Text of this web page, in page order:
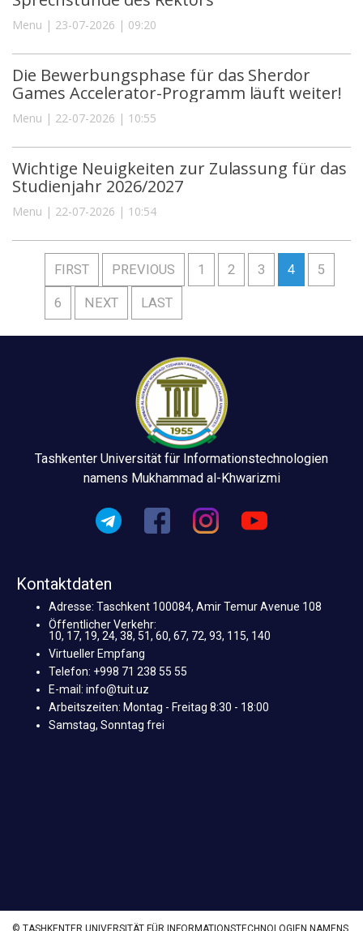
Menu | 23-07-2026 | 09:20
Die Bewerbungsphase für das Sherdor
Games Accelerator-Programm läuft weiter!
Menu | 22-07-2026 | 10:55
Wichtige Neuigkeiten zur Zulassung für das
Studienjahr 2026/2027
Menu | 22-07-2026 | 10:54
FIRST PREVIOUS 1 2 3 4 5
6 NEXT LAST
Tashkenter Universität für Informationstechnologien
namens Mukhammad al-Khwarizmi
Kontaktdaten
Adresse: Taschkent 100084, Amir Temur Avenue 108
Öffentlicher Verkehr:
10, 17, 19, 24, 38, 51, 60, 67, 72, 93, 115, 140
Virtueller Empfang
Telefon: +998 71 238 55 55
E-mail: info@tuit.uz
Arbeitszeiten: Montag - Freitag 8:30 - 18:00
Samstag, Sonntag frei
© TASHKENTER UNIVERSITÄT FÜR INFORMATIONSTECHNOLOGIEN NAMENS